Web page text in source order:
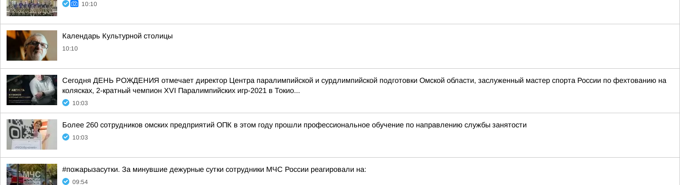
10:10
Календарь Культурной столицы
10:10
Сегодня ДЕНЬ РОЖДЕНИЯ отмечает директор Центра паралимпийской и сурдлимпийской подготовки Омской области, заслуженный мастер спорта России по фехтованию на
колясках, 2-кратный чемпион XVI Паралимпийских игр-2021 в Токио...
10:03
Более 260 сотрудников омских предприятий ОПК в этом году прошли профессиональное обучение по направлению службы занятости
10:03
#пожарызасутки. За минувшие дежурные сутки сотрудники МЧС России реагировали на:
09:54